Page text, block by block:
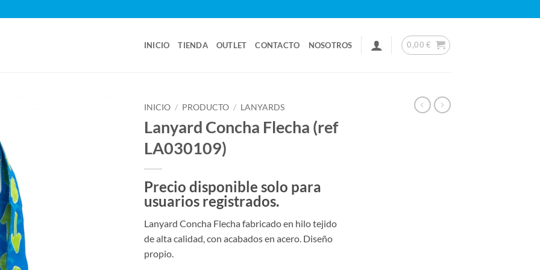
INICIO TIENDA OUTLET CONTACTO NOSOTROS 0,00€
INICIO / PRODUCTO / LANYARDS
Lanyard Concha Flecha (ref
LA030109)
Precio disponible solo para
usuarios registrados.
Lanyard Concha Flecha fabricado en hilo tejido
de alta calidad, con acabados en acero. Diseño
propio.